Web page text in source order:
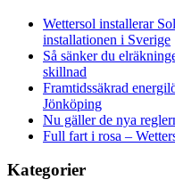
Wettersol installerar
installationen i Sverige
Så sänker du
skillnad
Framtidssäkrad
Jönköping
Nu gäller de nya
Full fart i rosa –
Kategorier